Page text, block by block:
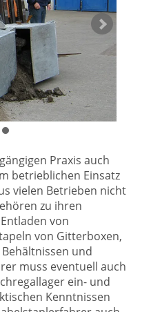
Praxis auch
betrieblichen Einsatz
vielen Betrieben nicht
zu ihren
von
von Gitterboxen,
und
muss eventuell auch
ein- und
Kenntnissen